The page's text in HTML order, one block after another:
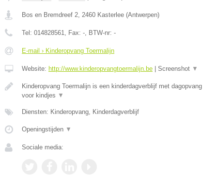
Bos en Bremdreef 2, 2460 Kasterlee (Antwerpen)
Tel: 014828561, Fax: -, BTW-nr: -
E-mail › Kinderopvang Toermalijn
Website: http://www.kinderopvangtoermalijn.be Screenshot ▼
Kinderopvang Toermalijn is een kinderdagverblijf met dagopvang
voor kindjes ▼
Diensten: Kinderopvang, Kinderdagverblijf
Openingstijden ▼
Sociale media: